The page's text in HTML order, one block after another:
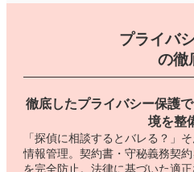
プライバ
の徹
徹底したプライバシー保護
境を整
「探偵に相談するとバレる？」
情報管理。契約書・守秘義務契
を完全防止。法律に基づいた適